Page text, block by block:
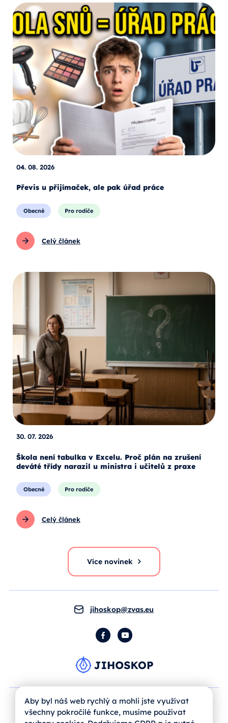
04. 08. 2026
Převis u přijímaček, ale pak úřad práce
Obecné Pro rodiče
Celý článek
30. 07. 2026
Škola není tabulka v Excelu. Proč plán na zrušení
deváté třídy narazil u ministra i učitelů z praxe
Obecné Pro rodiče
Celý článek
Více novinek
jihoskop@zvas.eu
FacebookYouTube
Aby byl náš web rychlý a mohli jste využívat
všechny pokročilé funkce, musíme používat